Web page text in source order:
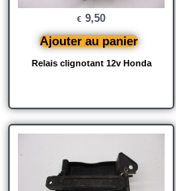
Relais clignotant 12v Honda
€ 9,50
Ajouter au panier